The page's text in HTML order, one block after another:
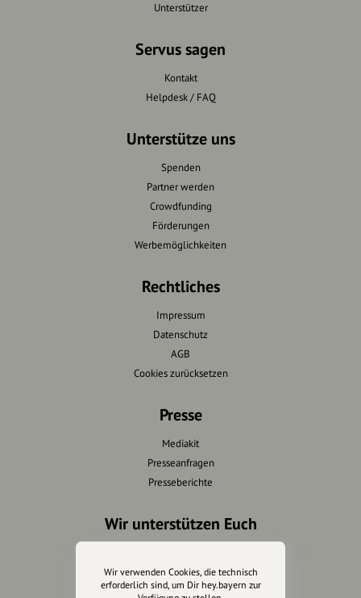
Unterstützer
Servus sagen
Kontakt
Helpdesk / FAQ
Unterstütze uns
Spenden
Partner werden
Crowdfunding
Förderungen
Werbemöglichkeiten
Rechtliches
Impressum
Datenschutz
AGB
Cookies zurücksetzen
Presse
Mediakit
Presseanfragen
Presseberichte
Wir unterstützen Euch
Marketing
Design & Branding
Wir verwenden Cookies, die technisch
erforderlich sind, um Dir hey.bayern zur